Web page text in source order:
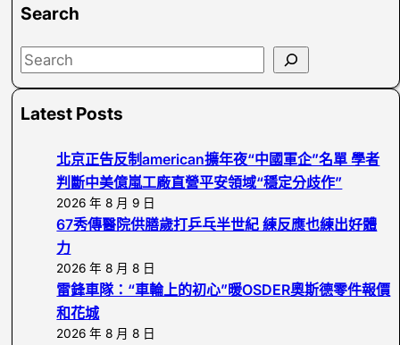
Search
S
aLatest Posts
北京正告反制american擴年夜“中國軍企”名單 學者
判斷中美億嵐工廠直營平安領域“穩定分歧作”
2026 年 8 月 9 日
67秀傳醫院供膳歲打乒乓半世紀 練反應也練出好體
力
2026 年 8 月 8 日
雷鋒車隊：“車輪上的初心”暖OSDER奧斯德零件報價
和花城
2026 年 8 月 8 日